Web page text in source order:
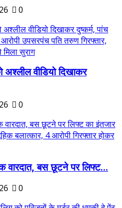
0
अश्लील वीडियो दिखाकर
0
वारदात, बस छूटने पर लिफ्ट...
0